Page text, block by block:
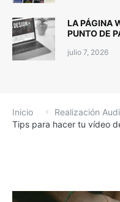
LA PÁGINA
PUNTO DE
julio 7, 2026
Inicio
Realización
Tips para hacer tu vídeo